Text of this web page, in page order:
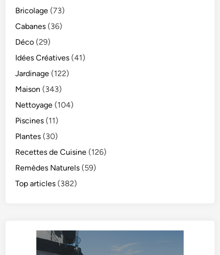
Bricolage (73)
Cabanes (36)
Déco (29)
Idées Créatives (41)
Jardinage (122)
Maison (343)
Nettoyage (104)
Piscines (11)
Plantes (30)
Recettes de Cuisine (126)
Remèdes Naturels (59)
Top articles (382)